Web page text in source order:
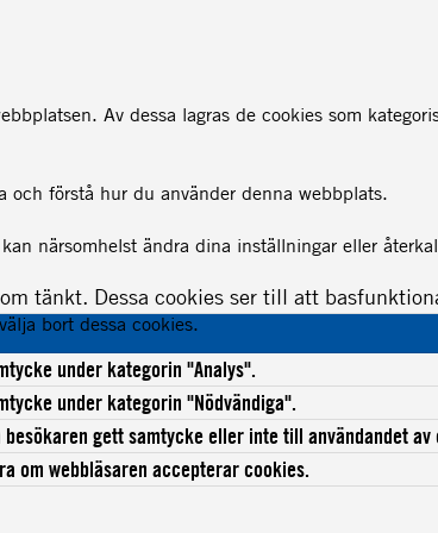
Av dessa lagras de cookies som
och förstå hur du använder denna webbplats.
närsomhelst ändra dina inställningar eller
bort dessa cookies.
tänkt. Dessa cookies ser till att
under kategorin "Analys".
under kategorin "Nödvändiga".
gett samtycke eller inte till användandet av
om webbläsaren accepterar cookies.